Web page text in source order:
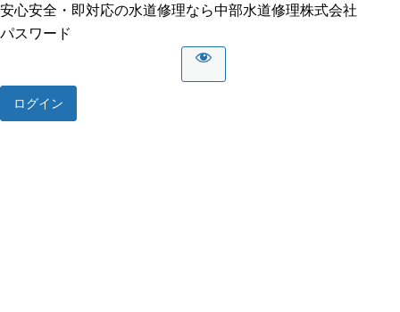
安心安全・即対応の水道修理なら中部水道修理株式会社
パスワード